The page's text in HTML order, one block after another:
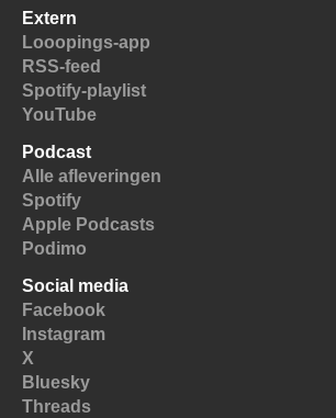
Extern
Looopings-app
RSS-feed
Spotify-playlist
YouTube
Podcast
Alle afleveringen
Spotify
Apple Podcasts
Podimo
Social media
Facebook
Instagram
X
Bluesky
Threads